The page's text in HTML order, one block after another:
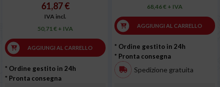
61,87 €
IVA incl.
50,71 € + IVA
AGGIUNGI AL CARRELLO
* Ordine gestito in 24h
* Pronta consegna
68,46 € + IVA
AGGIUNGI AL CARRELLO
* Ordine gestito in 24h
* Pronta consegna
Spedizione gratuita